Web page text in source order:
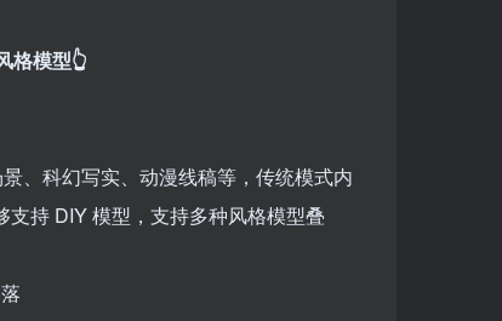
格模型👆
、科幻写实、动漫线稿等，传统模式内
持 DIY 模型，支持多种风格模型叠